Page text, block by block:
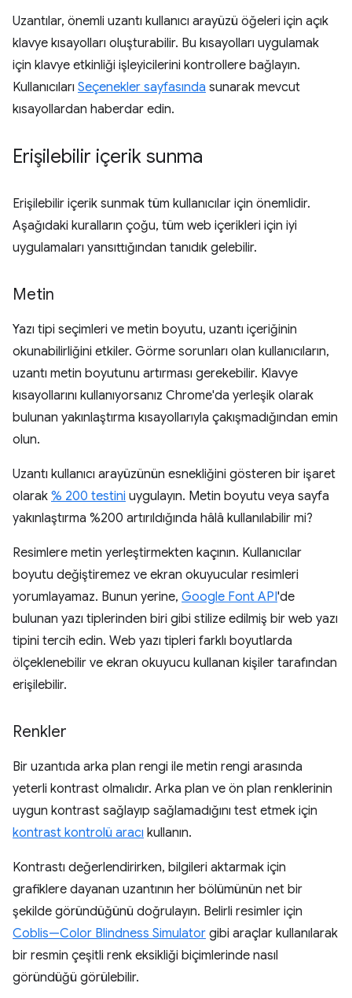
Uzantılar, önemli uzantı kullanıcı arayüzü öğeleri için açık
klavye kısayolları oluşturabilir. Bu kısayolları uygulamak
için klavye etkinliği işleyicilerini kontrollere bağlayın.
Kullanıcıları Seçenekler sayfasında sunarak mevcut
kısayollardan haberdar edin.
Erişilebilir içerik sunma
Erişilebilir içerik sunmak tüm kullanıcılar için önemlidir.
Aşağıdaki kuralların çoğu, tüm web içerikleri için iyi
uygulamaları yansıttığından tanıdık gelebilir.
Metin
Yazı tipi seçimleri ve metin boyutu, uzantı içeriğinin
okunabilirliğini etkiler. Görme sorunları olan kullanıcıların,
uzantı metin boyutunu artırması gerekebilir. Klavye
kısayollarını kullanıyorsanız Chrome'da yerleşik olarak
bulunan yakınlaştırma kısayollarıyla çakışmadığından emin
olun.
Uzantı kullanıcı arayüzünün esnekliğini gösteren bir işaret
olarak % 200 testini uygulayın. Metin boyutu veya sayfa
yakınlaştırma %200 artırıldığında hâlâ kullanılabilir mi?
Resimlere metin yerleştirmekten kaçının. Kullanıcılar
boyutu değiştiremez ve ekran okuyucular resimleri
yorumlayamaz. Bunun yerine, Google Font API'de
bulunan yazı tiplerinden biri gibi stilize edilmiş bir web yazı
tipini tercih edin. Web yazı tipleri farklı boyutlarda
ölçeklenebilir ve ekran okuyucu kullanan kişiler tarafından
erişilebilir.
Renkler
Bir uzantıda arka plan rengi ile metin rengi arasında
yeterli kontrast olmalıdır. Arka plan ve ön plan renklerinin
uygun kontrast sağlayıp sağlamadığını test etmek için
kontrast kontrolü aracı kullanın.
Kontrastı değerlendirirken, bilgileri aktarmak için
grafiklere dayanan uzantının her bölümünün net bir
şekilde göründüğünü doğrulayın. Belirli resimler için
Coblis—Color Blindness Simulator gibi araçlar kullanılarak
bir resmin çeşitli renk eksikliği biçimlerinde nasıl
göründüğü görülebilir.